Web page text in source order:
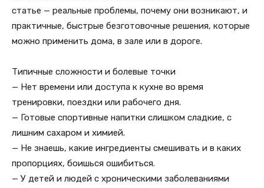
статье — реальные проблемы, почему они возникают, и
практичные, быстрые безготовочные решения, которые
можно применить дома, в зале или в дороге.
Типичные сложности и болевые точки
— Нет времени или доступа к кухне во время
тренировки, поездки или рабочего дня.
— Готовые спортивные напитки слишком сладкие, с
лишним сахаром и химией.
— Не знаешь, какие ингредиенты смешивать и в каких
пропорциях, боишься ошибиться.
— У детей и людей с хроническими заболеваниями